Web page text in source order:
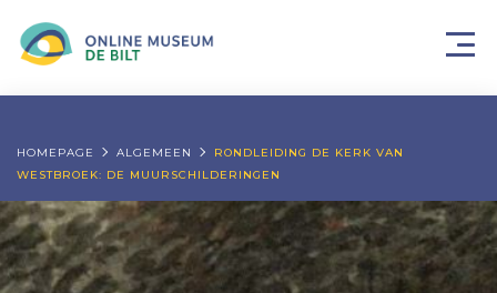
HOMEPAGE ALGEMEEN
RONDLEIDING DE KERK VAN
WESTBROEK: DE MUURSCHILDERINGEN